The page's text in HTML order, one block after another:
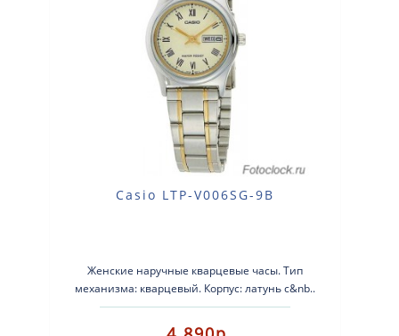
Casio LTP-V006SG-9B
Женские наручные кварцевые часы. Тип
механизма: кварцевый. Корпус: латунь с&nb..